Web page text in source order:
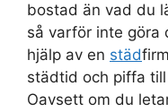
bostad än vad du
så varför inte göra
hjälp av en städ
städtid och piffa
Oavsett om du